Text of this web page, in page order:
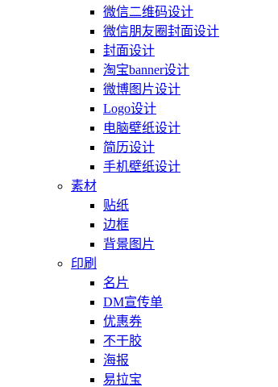
微信二维码设计
微信朋友圈封面设计
封面设计
淘宝banner设计
微博图片设计
Logo设计
电脑壁纸设计
简历设计
手机壁纸设计
素材
贴纸
边框
背景图片
印刷
名片
DM宣传单
优惠券
不干胶
海报
易拉宝